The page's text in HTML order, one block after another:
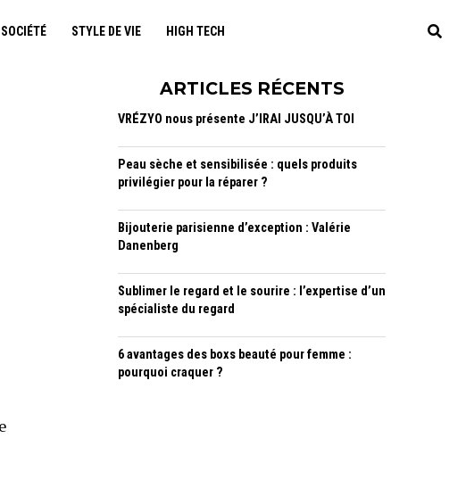
SOCIÉTÉ STYLE DE VIE HIGH TECH
ARTICLES RÉCENTS
VRÉZYO nous présente J’IRAI JUSQU’À TOI
Peau sèche et sensibilisée : quels produits
privilégier pour la réparer ?
Bijouterie parisienne d’exception : Valérie
Danenberg
Sublimer le regard et le sourire : l’expertise d’un
spécialiste du regard
6 avantages des boxs beauté pour femme :
pourquoi craquer ?